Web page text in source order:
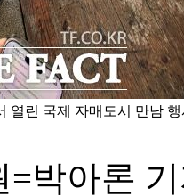
열린 국제 자매도시 만남
박아론